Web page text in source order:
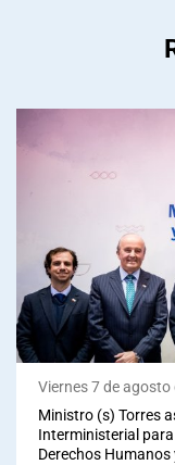
Viernes 7 de agosto
Ministro (s) Torres
Interministerial
Derechos